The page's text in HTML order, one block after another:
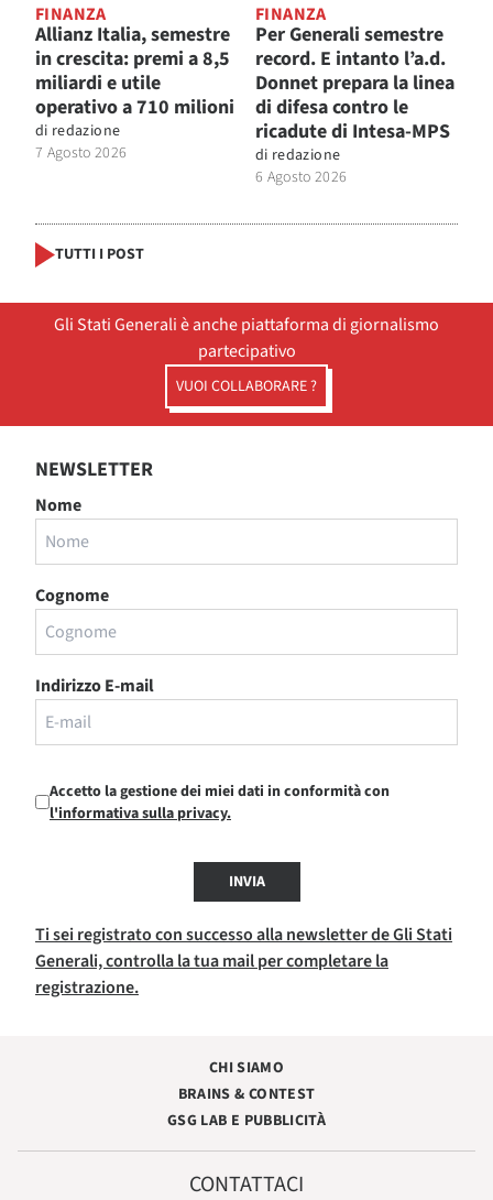
FINANZA
Allianz Italia, semestre
in crescita: premi a 8,5
miliardi e utile
operativo a 710 milioni
di redazione
7 Agosto 2026
FINANZA
Per Generali semestre
record. E intanto l’a.d.
Donnet prepara la linea
di difesa contro le
ricadute di Intesa-MPS
di redazione
6 Agosto 2026
TUTTI I POST
Gli Stati Generali è anche piattaforma di giornalismo
partecipativo
VUOI COLLABORARE ?
NEWSLETTER
Nome
Cognome
Indirizzo E-mail
Accetto la gestione dei miei dati in conformità con
l'informativa sulla privacy.
INVIA
Ti sei registrato con successo alla newsletter de Gli Stati
Generali, controlla la tua mail per completare la
registrazione.
CHI SIAMO
BRAINS & CONTEST
GSG LAB E PUBBLICITÀ
CONTATTACI